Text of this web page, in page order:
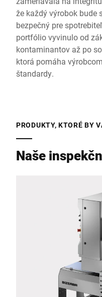
že každý výrobok bude
bezpečný pre
portfólio vyvinulo od
kontaminantov až po
ktorá pomáha
štandardy.
PRODUKTY, KTORÉ BY
Naše